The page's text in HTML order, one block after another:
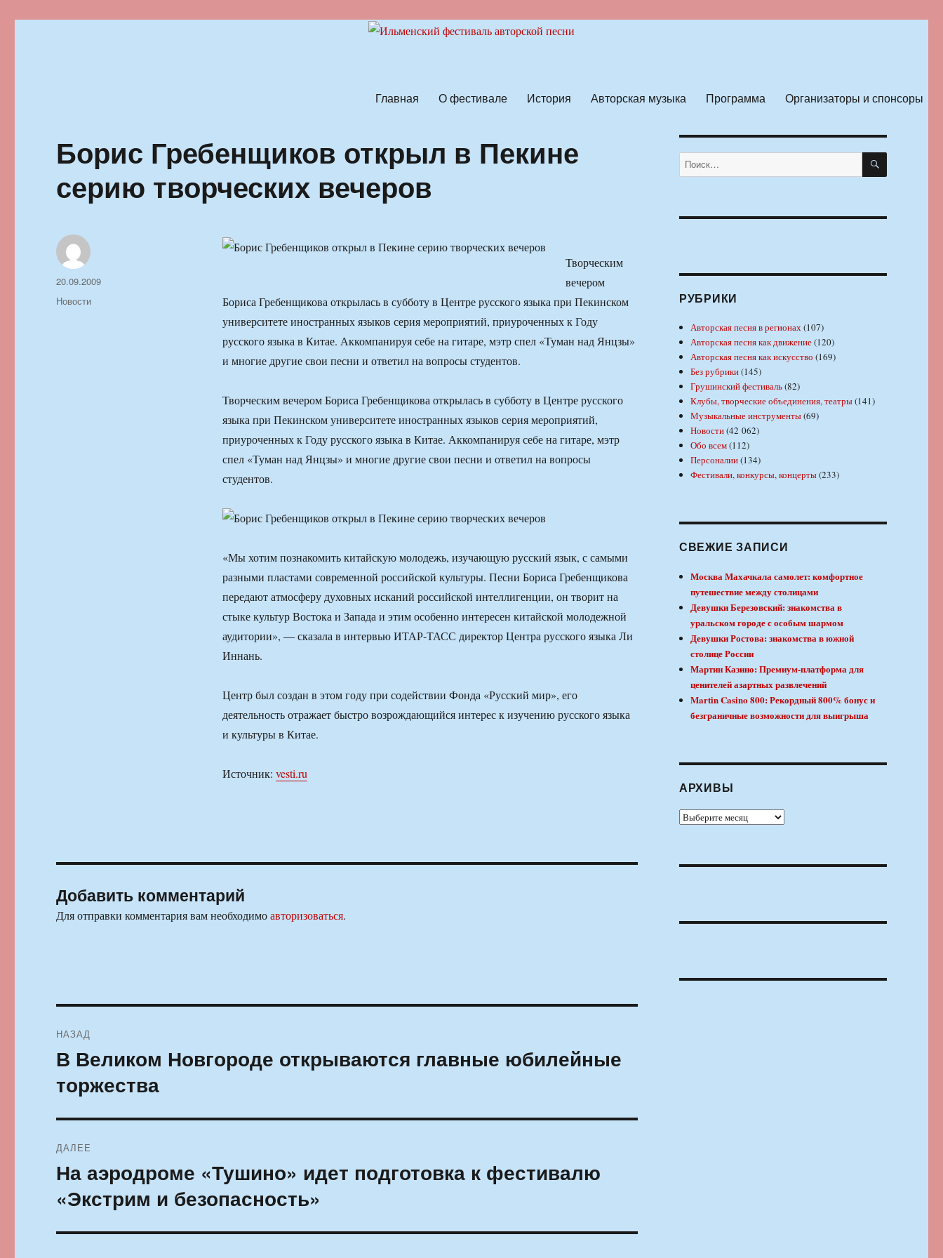
Главная О фестивале История Авторская музыка Программа Организаторы и спонсоры
Борис Гребенщиков открыл в Пекине
серию творческих вечеров
Творческим
вечером
Бориса Гребенщикова открылась в субботу в Центре русского языка при Пекинском
университете иностранных языков серия мероприятий, приуроченных к Году
русского языка в Китае. Аккомпанируя себе на гитаре, мэтр спел «Туман над Янцзы»
и многие другие свои песни и ответил на вопросы студентов.
Творческим вечером Бориса Гребенщикова открылась в субботу в Центре русского
языка при Пекинском университете иностранных языков серия мероприятий,
приуроченных к Году русского языка в Китае. Аккомпанируя себе на гитаре, мэтр
спел «Туман над Янцзы» и многие другие свои песни и ответил на вопросы
студентов.
«Мы хотим познакомить китайскую молодежь, изучающую русский язык, с самыми
разными пластами современной российской культуры. Песни Бориса Гребенщикова
передают атмосферу духовных исканий российской интеллигенции, он творит на
стыке культур Востока и Запада и этим особенно интересен китайской молодежной
аудитории», — сказала в интервью ИТАР-ТАСС директор Центра русского языка Ли
Иннань.
Центр был создан в этом году при содействии Фонда «Русский мир», его
деятельность отражает быстро возрождающийся интерес к изучению русского языка
и культуры в Китае.
Источник: vesti.ru
Автор
Опубликовано
20.09.2009
Рубрики
Новости
Добавить комментарий
Для отправки комментария вам необходимоавторизоваться.
по
записям
НАЗАД
Предыдущая
В Великом Новгороде открываются главные юбилейные
торжества
ДАЛЕЕ
Следующая
На аэродроме «Тушино» идет подготовка к фестивалю
«Экстрим и безопасность»
Искать: ПОИСК
РУБРИКИ
Авторская песня в регионах(107)
Авторская песня как движение(120)
Авторская песня как искусство (169)
Без рубрики(145)
Грушинский фестиваль(82)
Клубы, творческие объединения, театры(141)
Музыкальные инструменты(69)
Новости(42 062)
Обо всем(112)
Персоналии(134)
Фестивали, конкурсы, концерты(233)
СВЕЖИЕ ЗАПИСИ
Москва Махачкала самолет: комфортное
путешествие между столицами
Девушки Березовский: знакомства в
уральском городе с особым шармом
Девушки Ростова: знакомства в южной
столице России
Мартин Казино: Премиум-платформа для
ценителей азартных развлечений
Martin Casino 800: Рекордный 800% бонус и
безграничные возможности для выигрыша
АРХИВЫ
Архивы